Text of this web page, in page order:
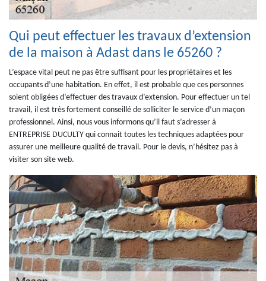
Qui peut effectuer les travaux d’extension
de la maison à Adast dans le 65260 ?
L’espace vital peut ne pas être suffisant pour les propriétaires et les
occupants d’une habitation. En effet, il est probable que ces personnes
soient obligées d’effectuer des travaux d’extension. Pour effectuer un tel
travail, il est très fortement conseillé de solliciter le service d’un maçon
professionnel. Ainsi, nous vous informons qu’il faut s’adresser à
ENTREPRISE DUCULTY qui connait toutes les techniques adaptées pour
assurer une meilleure qualité de travail. Pour le devis, n’hésitez pas à
visiter son site web.